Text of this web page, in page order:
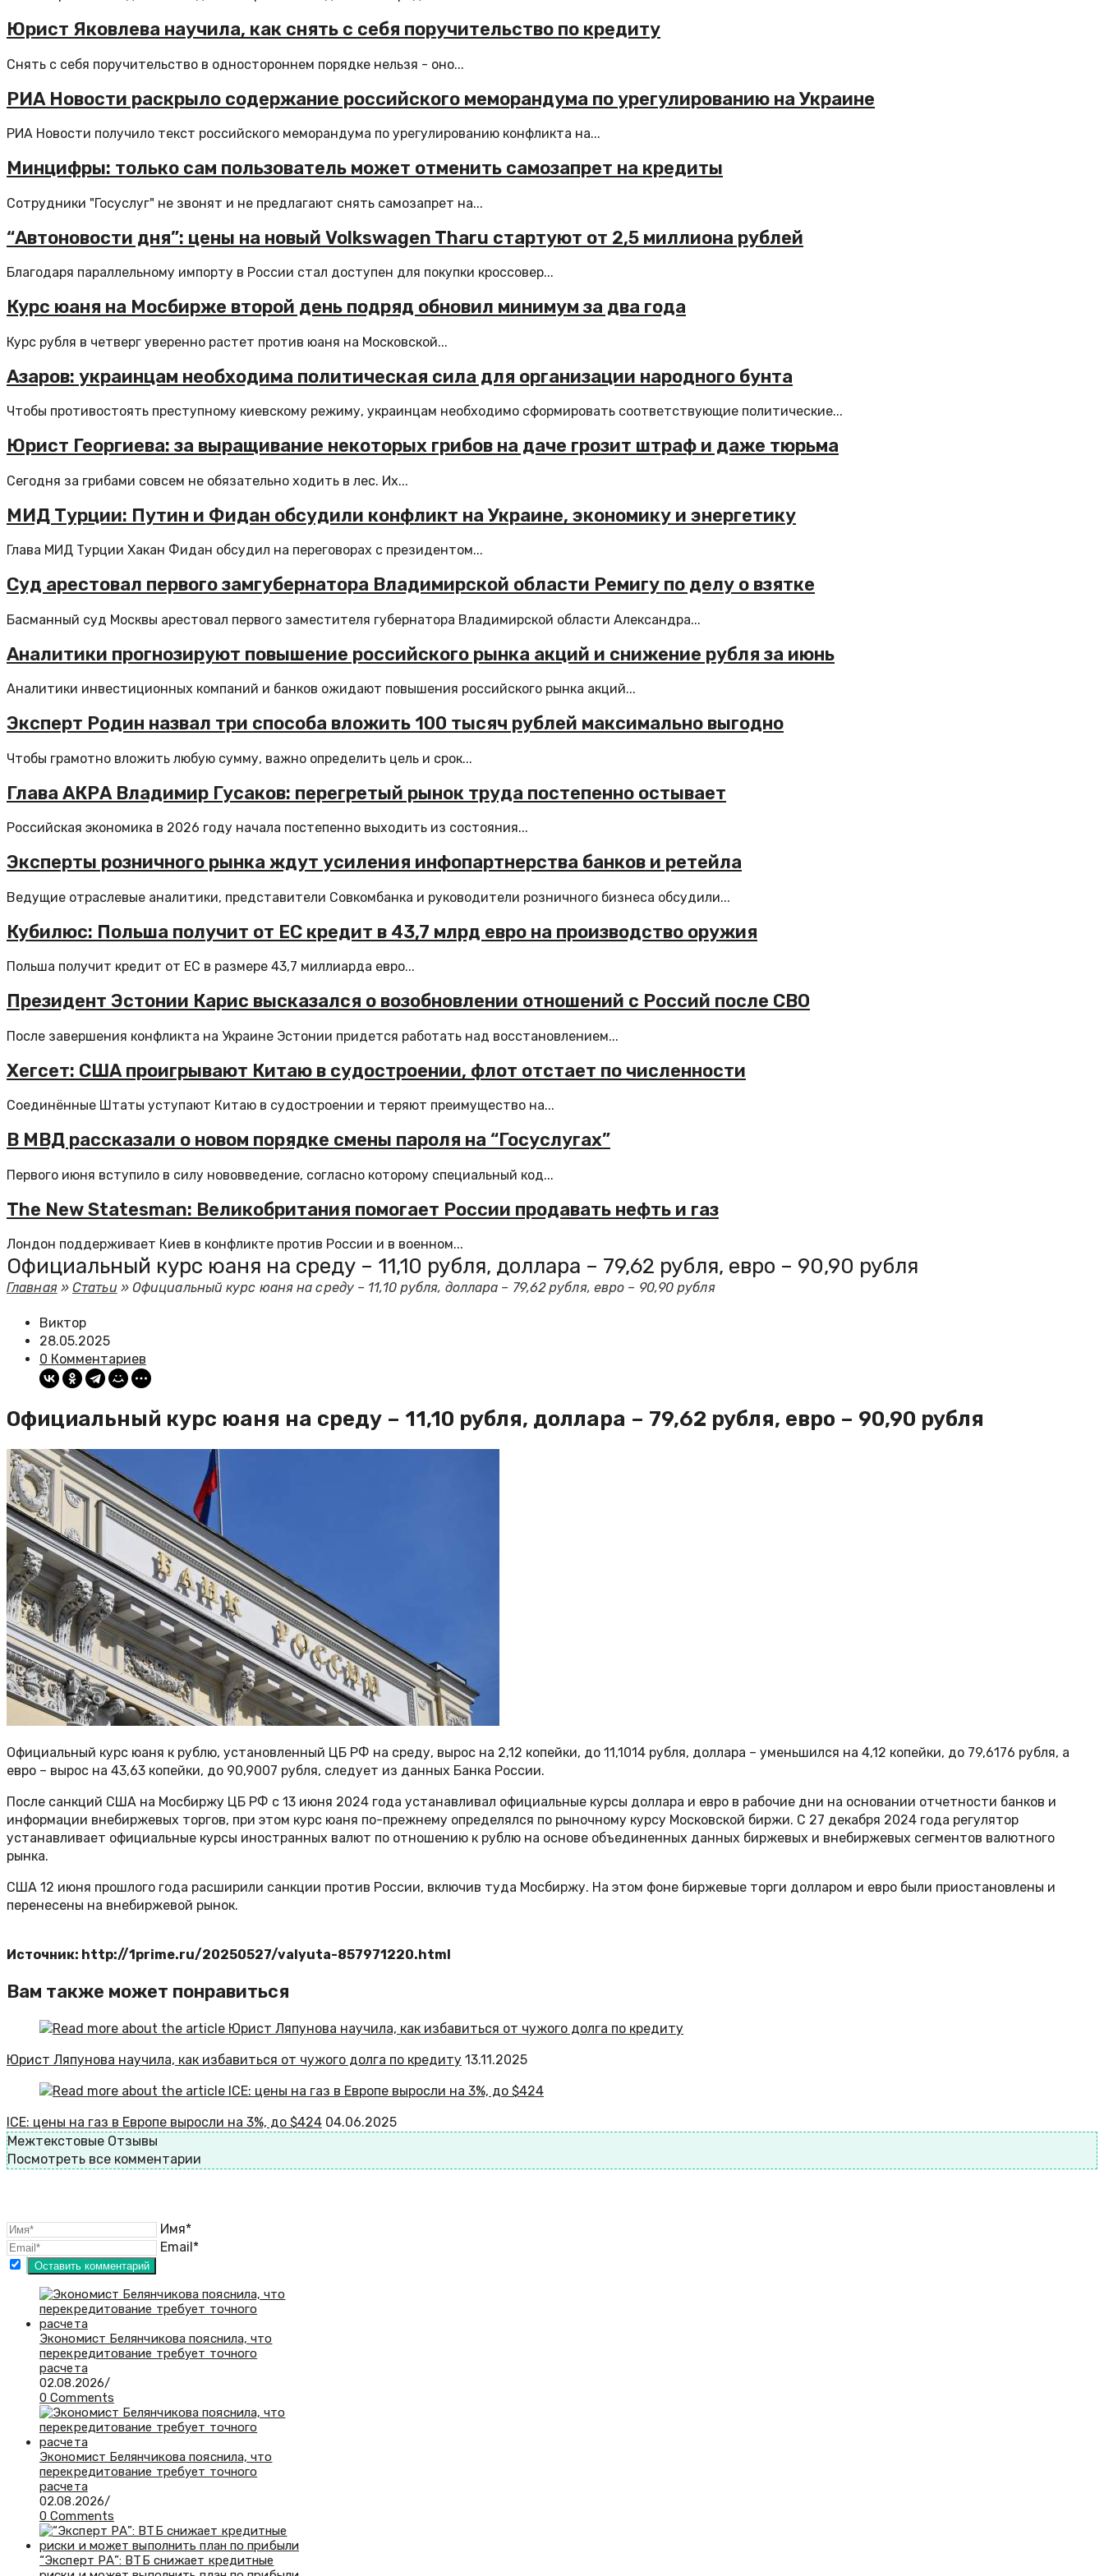
Юрист Яковлева научила, как снять с себя поручительство по кредиту
Снять с себя поручительство в одностороннем порядке нельзя - оно...
РИА Новости раскрыло содержание российского меморандума по урегулированию на Украине
РИА Новости получило текст российского меморандума по урегулированию конфликта на...
Минцифры: только сам пользователь может отменить самозапрет на кредиты
Сотрудники "Госуслуг" не звонят и не предлагают снять самозапрет на...
“Автоновости дня”: цены на новый Volkswagen Tharu стартуют от 2,5 миллиона рублей
Благодаря параллельному импорту в России стал доступен для покупки кроссовер...
Курс юаня на Мосбирже второй день подряд обновил минимум за два года
Курс рубля в четверг уверенно растет против юаня на Московской...
Азаров: украинцам необходима политическая сила для организации народного бунта
Чтобы противостоять преступному киевскому режиму, украинцам необходимо сформировать соответствующие политические...
Юрист Георгиева: за выращивание некоторых грибов на даче грозит штраф и даже тюрьма
Сегодня за грибами совсем не обязательно ходить в лес. Их...
МИД Турции: Путин и Фидан обсудили конфликт на Украине, экономику и энергетику
Глава МИД Турции Хакан Фидан обсудил на переговорах с президентом...
Суд арестовал первого замгубернатора Владимирской области Ремигу по делу о взятке
Басманный суд Москвы арестовал первого заместителя губернатора Владимирской области Александра...
Аналитики прогнозируют повышение российского рынка акций и снижение рубля за июнь
Аналитики инвестиционных компаний и банков ожидают повышения российского рынка акций...
Эксперт Родин назвал три способа вложить 100 тысяч рублей максимально выгодно
Чтобы грамотно вложить любую сумму, важно определить цель и срок...
Глава АКРА Владимир Гусаков: перегретый рынок труда постепенно остывает
Российская экономика в 2026 году начала постепенно выходить из состояния...
Эксперты розничного рынка ждут усиления инфопартнерства банков и ретейла
Ведущие отраслевые аналитики, представители Совкомбанка и руководители розничного бизнеса обсудили...
Кубилюс: Польша получит от ЕС кредит в 43,7 млрд евро на производство оружия
Польша получит кредит от ЕС в размере 43,7 миллиарда евро...
Президент Эстонии Карис высказался о возобновлении отношений с Россий после СВО
После завершения конфликта на Украине Эстонии придется работать над восстановлением...
Хегсет: США проигрывают Китаю в судостроении, флот отстает по численности
Соединённые Штаты уступают Китаю в судостроении и теряют преимущество на...
В МВД рассказали о новом порядке смены пароля на “Госуслугах”
Первого июня вступило в силу нововведение, согласно которому специальный код...
The New Statesman: Великобритания помогает России продавать нефть и газ
Лондон поддерживает Киев в конфликте против России и в военном...
Официальный курс юаня на среду – 11,10 рубля, доллара – 79,62 рубля, евро – 90,90 рубля
Главная»Статьи » Официальный курс юаня на среду – 11,10 рубля, доллара – 79,62 рубля, евро – 90,90 рубля
Виктор
28.05.2025
0 Комментариев
Официальный курс юаня на среду – 11,10 рубля, доллара – 79,62 рубля, евро – 90,90 рубля
Официальный курс юаня к рублю, установленный ЦБ РФ на среду, вырос на 2,12 копейки, до 11,1014 рубля, доллара – уменьшился на 4,12 копейки, до 79,6176 рубля, а
евро – вырос на 43,63 копейки, до 90,9007 рубля, следует из данных Банка России.
После санкций США на Мосбиржу ЦБ РФ с 13 июня 2024 года устанавливал официальные курсы доллара и евро в рабочие дни на основании отчетности банков и
информации внебиржевых торгов, при этом курс юаня по-прежнему определялся по рыночному курсу Московской биржи. С 27 декабря 2024 года регулятор
устанавливает официальные курсы иностранных валют по отношению к рублю на основе объединенных данных биржевых и внебиржевых сегментов валютного
рынка.
США 12 июня прошлого года расширили санкции против России, включив туда Мосбиржу. На этом фоне биржевые торги долларом и евро были приостановлены и
перенесены на внебиржевой рынок.
Источник: http://1prime.ru/20250527/valyuta-857971220.html
Вам также может понравиться
Юрист Ляпунова научила, как избавиться от чужого долга по кредиту 13.11.2025
ICE: цены на газ в Европе выросли на 3%, до $424 04.06.2025
Межтекстовые Отзывы
Посмотреть все комментарии
Имя*
Email*
Экономист Белянчикова пояснила, что
перекредитование требует точного
расчета
02.08.2026/
0 Comments
Экономист Белянчикова пояснила, что
перекредитование требует точного
расчета
02.08.2026/
0 Comments
“Эксперт РА”: ВТБ снижает кредитные